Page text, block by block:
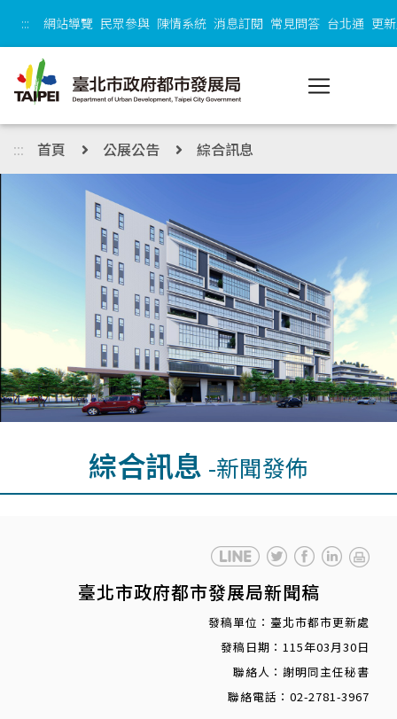
::: 網站導覽 民眾參與 陳情系統 消息訂閱 常見問答 台北通 更
::: 首頁 公展公告 綜合訊息
綜合訊息 -新聞發佈
臺北市政府都市發展局新聞稿
發稿單位：臺北市都市更新處
發稿日期：115年03月30日
聯絡人：謝明同主任秘書
聯絡電話：02-2781-3967